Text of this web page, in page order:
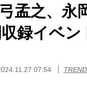
孟之、永
録イベ
07:54